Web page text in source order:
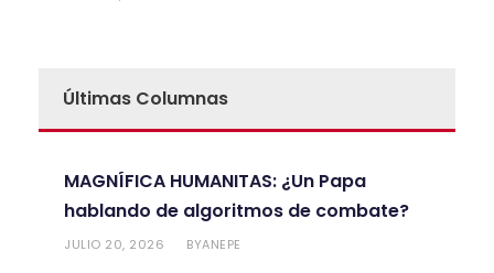
Últimas Columnas
MAGNÍFICA HUMANITAS: ¿Un Papa
hablando de algoritmos de combate?
JULIO 20, 2026 BYANEPE